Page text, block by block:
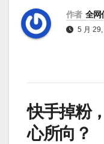
作者 全网
5 月
快手掉粉
心所向？